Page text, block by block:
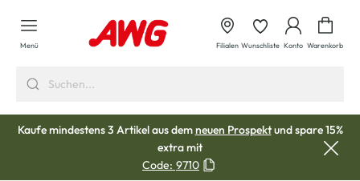
springen
Menü Filialen Wunschliste Konto Warenkorb
Kaufe mindestens 3 Artikel aus demneuen Prospektund spare 15%
extra mit
Code: 9710